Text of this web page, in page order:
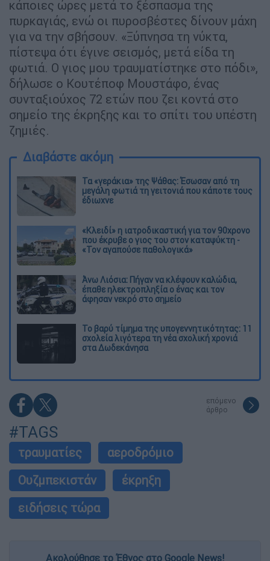
κάποιες ώρες μετά το ξέσπασμα της
πυρκαγιάς, ενώ οι πυροσβέστες δίνουν μάχη
για να την σβήσουν. «Ξύπνησα τη νύκτα,
πίστεψα ότι έγινε σεισμός, μετά είδα τη
φωτιά. Ο γιος μου τραυματίστηκε στο πόδι»,
δήλωσε ο Κουτέποφ Μουστάφο, ένας
συνταξιούχος 72 ετών που ζει κοντά στο
σημείο της έκρηξης και το σπίτι του υπέστη
ζημιές.
Διαβάστε ακόμη
Τα «γεράκια» της Ψάθας: Έσωσαν από τη
μεγάλη φωτιά τη γειτονιά που κάποτε τους
έδιωχνε
«Κλειδί» η ιατροδικαστική για τον 90χρονο
που έκρυβε ο γιος του στον καταψύκτη -
«Τον αγαπούσε παθολογικά»
Άνω Λιόσια: Πήγαν να κλέψουν καλώδια,
έπαθε ηλεκτροπληξία ο ένας και τον
άφησαν νεκρό στο σημείο
Το βαρύ τίμημα της υπογεννητικότητας: 11
σχολεία λιγότερα τη νέα σχολική χρονιά
στα Δωδεκάνησα
επόμενο
άρθρο
#TAGS
τραυματίες
αεροδρόμιο
Ουζμπεκιστάν
έκρηξη
ειδήσεις τώρα
Ακολούθησε το Έθνος στο Google News!